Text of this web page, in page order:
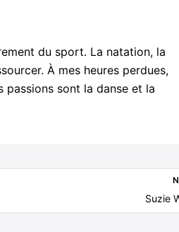
du sport. La natation, la
À mes heures perdues,
passions sont la danse et la
Suzie